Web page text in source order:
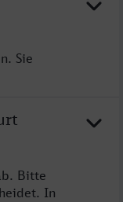
Sie
Bitte
In